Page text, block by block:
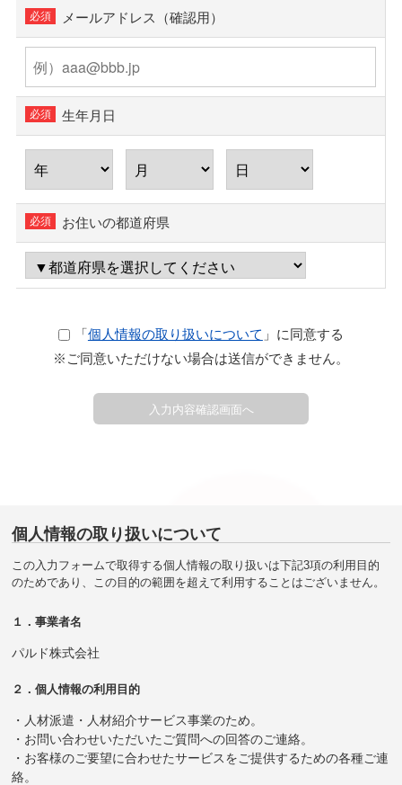
メールアドレス（確認用）
生年月日
お住いの都道府県
「個人情報の取り扱いについて 」に同意する
※ご同意いただけない場合は送信ができません。
個人情報の取り扱いについて
この入力フォームで取得する個人情報の取り扱いは下記3項の利用目的
のためであり、この目的の範囲を超えて利用することはございません。
１．事業者名
パルド株式会社
２．個人情報の利用目的
・人材派遣・人材紹介サービス事業のため。
・お問い合わせいただいたご質問への回答のご連絡。
・お客様のご要望に合わせたサービスをご提供するための各種ご連
絡。